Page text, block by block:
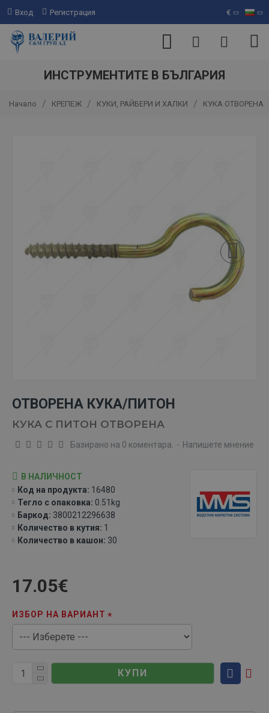
Вход Регистрация €
ИНСТРУМЕНТИТЕ В БЪЛГАРИЯ
Начало КРЕПЕЖ КУКИ, РАЙБЕРИ И ХАЛКИ КУКА ОТВОРЕНА
ОТВОРЕНА КУКА/ПИТОН
КУКА С ПИТОН ОТВОРЕНА
В НАЛИЧНОСТ
Код на продукта: 16480
Тегло с опаковка: 0.51kg
Баркод: 3800212296638
Количество в кашон: 30
Количество в кутия: 1
Базирано на 0 коментара. - Напишете мнение
17.05€
ИЗБОР НА ВАРИАНТ
КУПИ